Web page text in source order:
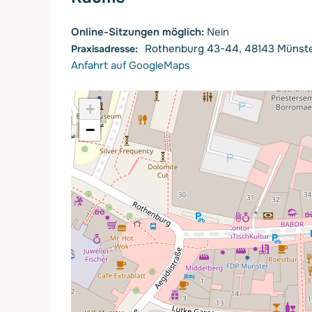
Online-Sitzungen möglich: Nein
Rothenburg 43-44, 48143
Anfahrt auf GoogleMaps
+
−